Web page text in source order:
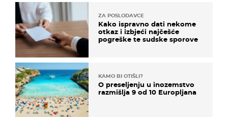
ZA POSLODAVCE
Kako ispravno dati nekome
otkaz i izbjeći najčešće
pogreške te sudske sporove
KAMO BI OTIŠLI?
O preseljenju u inozemstvo
razmišlja 9 od 10 Europljana